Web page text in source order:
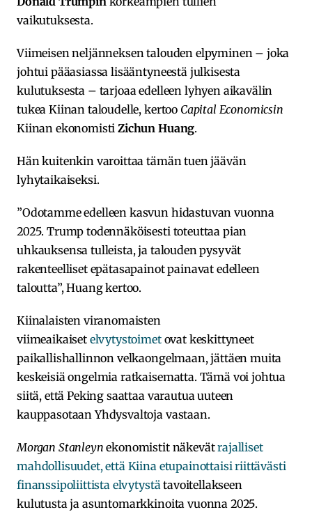
vaikutuksesta.
Viimeisen neljänneksen talouden elpyminen – joka
johtui pääasiassa lisääntyneestä julkisesta
kulutuksesta – tarjoaa edelleen lyhyen aikavälin
tukea Kiinan taloudelle, kertoo Capital Economicsin
Kiinan ekonomistiZichun Huang.
Hän kuitenkin varoittaa tämän tuen jäävän
lyhytaikaiseksi.
”Odotamme edelleen kasvun hidastuvan vuonna
2025. Trump todennäköisesti toteuttaa pian
uhkauksensa tulleista, ja talouden pysyvät
rakenteelliset epätasapainot painavat edelleen
taloutta”, Huang kertoo.
Kiinalaisten viranomaisten
viimeaikaiset elvytystoimetovat keskittyneet
paikallishallinnon velkaongelmaan, jättäen muita
keskeisiä ongelmia ratkaisematta. Tämä voi johtua
siitä, että Peking saattaa varautua uuteen
kauppasotaan Yhdysvaltoja vastaan.
Morgan Stanleyn ekonomistit näkevätrajalliset
mahdollisuudet, että Kiina etupainottaisi riittävästi
finanssipoliittista elvytystätavoitellakseen
kulutusta ja asuntomarkkinoita vuonna 2025.